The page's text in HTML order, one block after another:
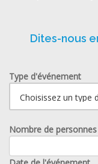
Dites-nous
Type d'événement
Nombre de